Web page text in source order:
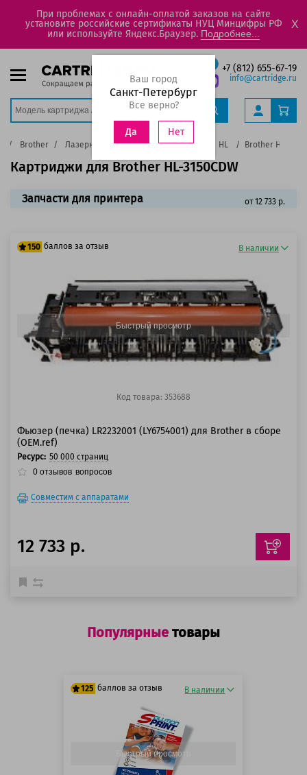
При проблемах с онлайн-оплатой заказов на сайте
установите российские сертификаты НУЦ Минцифры РФ
или используйте Яндекс.Браузер. Подробнее...
X
+7 (812) 655-67-19
info@cartridge.ru
Ваш город
Санкт-Петербург
Все верно?
Да Нет
Brother Лазерные цветные принтеры, МФУ HL Brother HL-
Картриджи для Brother HL-3150CDW
Запчасти для принтера от 12 733 р.
150 баллов за отзыв
125 баллов
150 баллов
В наличии
Быстрый просмотр
Код товара: 353688
Фьюзер (печка) LR2232001 (LY6754001) для Brother в сборе
(OEM.ref)
Ресурс: 50 000 страниц
0 отзывов вопросов
Совместим с аппаратами
12 733 р.
Популярные товары
125 баллов за отзыв
125 баллов
125 баллов
В наличии
Быстрый просмотр